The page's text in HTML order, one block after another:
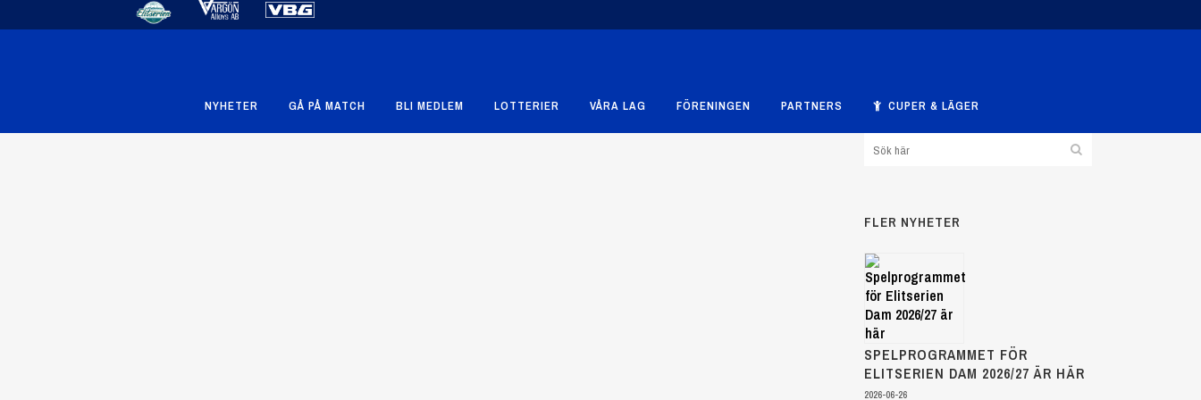
NYHETER GÅ PÅ MATCH BLI MEDLEM LOTTERIER VÅRA LAG FÖRENINGEN PARTNERS CUPER & LÄGER
FLER NYHETER
SPELPROGRAMMET FÖR
ELITSERIEN DAM 2026/27 ÄR HÄR
2026-06-26